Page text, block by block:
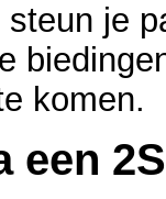
je
komen.
een